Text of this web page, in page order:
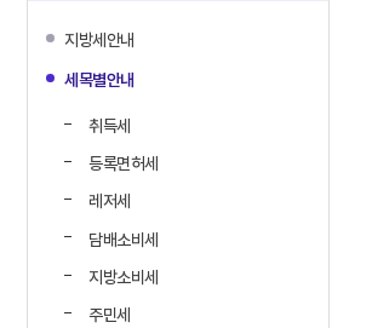
지방세안내
세목별안내
취득세
등록면허세
레저세
담배소비세
지방소비세
주민세